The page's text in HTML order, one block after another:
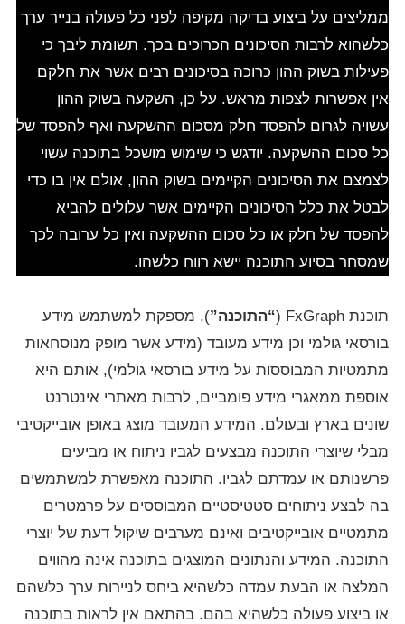
ממליצים על ביצוע בדיקה מקיפה לפני כל פעולה בנייר ערך
כלשהוא לרבות הסיכונים הכרוכים בכך. תשומת ליבך כי
פעילות בשוק ההון כרוכה בסיכונים רבים אשר את חלקם
אין אפשרות לצפות מראש. על כן, השקעה בשוק ההון
עשויה לגרום להפסד חלק מסכום ההשקעה ואף להפסד של
כל סכום ההשקעה. יודגש כי שימוש מושכל בתוכנה עשוי
לצמצם את הסיכונים הקיימים בשוק ההון, אולם אין בו כדי
לבטל את כלל הסיכונים הקיימים אשר עלולים להביא
להפסד של חלק או כל סכום ההשקעה ואין כל ערובה לכך
שמסחר בסיוע התוכנה יישא רווח כלשהו.
תוכנת FxGraph ( “התוכנה”), מספקת למשתמש מידע
בורסאי גולמי וכן מידע מעובד (מידע אשר מופק מנוסחאות
מתמטיות המבוססות על מידע בורסאי גולמי), אותם היא
אוספת ממאגרי מידע פומביים, לרבות מאתרי אינטרנט
שונים בארץ ובעולם. המידע המעובד מוצג באופן אובייקטיבי
מבלי שיוצרי התוכנה מבצעים לגביו ניתוח או מביעים
פרשנותם או עמדתם לגביו. התוכנה מאפשרת למשתמשים
בה לבצע ניתוחים סטטיסטיים המבוססים על פרמטרים
מתמטיים אובייקטיבים ואינם מערבים שיקול דעת של יוצרי
התוכנה. המידע והנתונים המוצגים בתוכנה אינה מהווים
המלצה או הבעת עמדה כלשהיא ביחס לניירות ערך כלשהם
או ביצוע פעולה כלשהיא בהם. בהתאם אין לראות בתוכנה